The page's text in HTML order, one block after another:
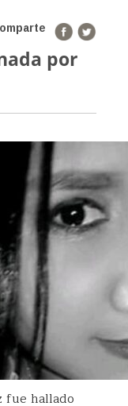
por
fue hallado